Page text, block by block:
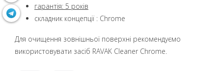
гарантія: 5 років
складник концепції : Chrome
Для очищення зовнішньої поверхні рекомендуємо
використовувати засіб RAVAK Cleaner Chrome.